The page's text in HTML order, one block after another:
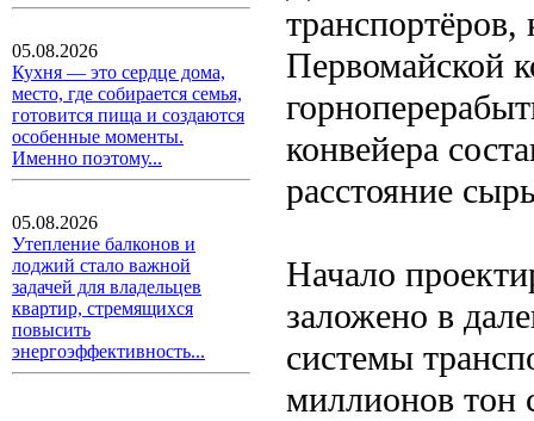
05.08.2026
Кухня — это сердце дома,
место, где собирается семья,
готовится пища и создаются
особенные моменты.
Именно поэтому...
05.08.2026
Утепление балконов и
лоджий стало важной
задачей для владельцев
квартир, стремящихся
повысить
энергоэффективность...
Первомайской
конвейера
расстояние
Начало
заложено в
системы
миллионов тон